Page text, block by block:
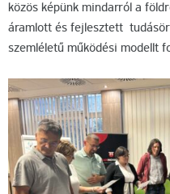
közös képünk mindarról a
áramlott és fejlesztett
szemléletű működési modellt